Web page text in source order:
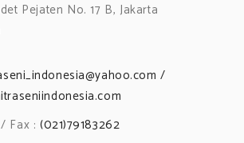
Pejaten No. 17 B, Jakarta
/
Fax :(021)79183262